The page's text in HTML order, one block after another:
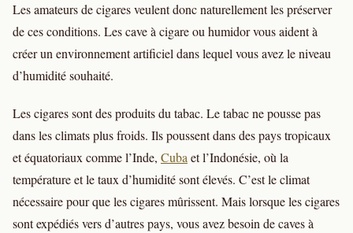
Les amateurs de cigares veulent donc naturellement les préserver
de ces conditions. Les cave à cigare ou humidor vous aident à
créer un environnement artificiel dans lequel vous avez le niveau
d’humidité souhaité.
Les cigares sont des produits du tabac. Le tabac ne pousse pas
dans les climats plus froids. Ils poussent dans des pays tropicaux
et équatoriaux comme l’Inde, Cubaet l’Indonésie, où la
température et le taux d’humidité sont élevés. C’est le climat
nécessaire pour que les cigares mûrissent. Mais lorsque les cigares
sont expédiés vers d’autres pays, vous avez besoin de caves à